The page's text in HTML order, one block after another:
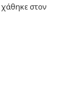
στον